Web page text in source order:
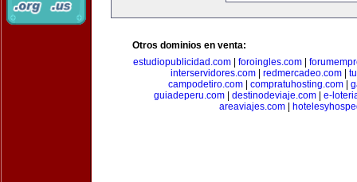
Otros dominios en venta:
estudiopublicidad.com| foroingles.com|
interservidores.com
redmercadeo.com
campodetiro.com
compratuhosting.com
guiadeperu.com
destinodeviaje.com
e-
areaviajes.com